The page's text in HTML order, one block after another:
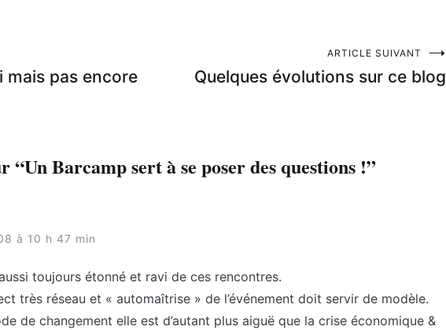
mais pas encore
ARTICLE SUIVANT
Quelques évolutions sur ce blog
“Un Barcamp sert à se poser des questions !”
à 10 h 47 min
toujours étonné et ravi de ces rencontres.
très réseau et « automaîtrise » de l’événement doit servir de modèle.
de changement elle est d’autant plus aiguë que la crise économique &